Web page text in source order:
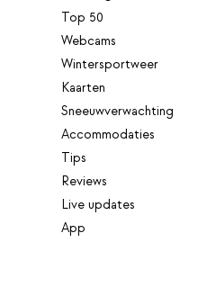
Top 50
Webcams
Wintersportweer
Kaarten
Sneeuwverwachting
Accommodaties
Tips
Reviews
Live updates
App